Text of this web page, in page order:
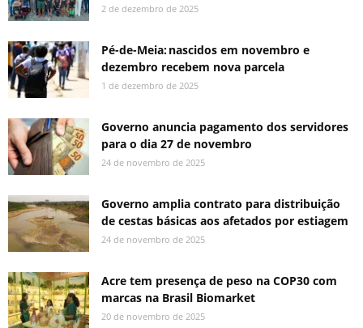
2 de dezembro de 2025
Pé-de-Meia: nascidos em novembro e
dezembro recebem nova parcela
1 de dezembro de 2025
Governo anuncia pagamento dos servidores
para o dia 27 de novembro
24 de novembro de 2025
Governo amplia contrato para distribuição
de cestas básicas aos afetados por estiagem
24 de novembro de 2025
Acre tem presença de peso na COP30 com
marcas na Brasil Biomarket
20 de novembro de 2025